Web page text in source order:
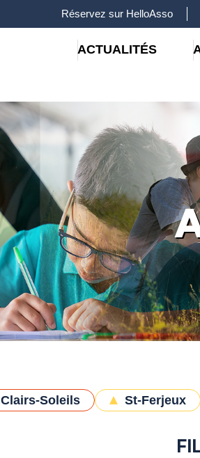
Réservez sur HelloAsso
ACTUALITÉS
Clairs-Soleils St-Ferjeux